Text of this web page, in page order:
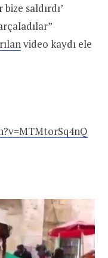
saldırdı’
video kaydı ele